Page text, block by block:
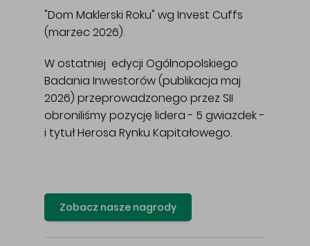
"Dom Maklerski Roku" wg Invest Cuffs
(marzec 2026).
W ostatniej edycji Ogólnopolskiego
Badania Inwestorów (publikacja maj
2026) przeprowadzonego przez SII
obroniliśmy pozycję lidera - 5 gwiazdek -
i tytuł Herosa Rynku Kapitałowego.
Zobacz nasze nagrody